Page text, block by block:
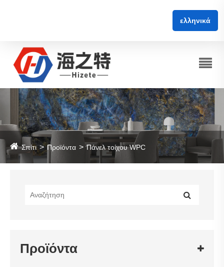
ελληνικά
Σπίτι Προϊόντα Πάνελ τοίχου WPC
Προϊόντα